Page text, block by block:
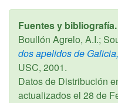
Fuentes y bibliografía.
Boullón Agrelo, A.I.;
dos apelidos de Galicia,
USC, 2001.
Datos de Distribución
actualizados el 28 de